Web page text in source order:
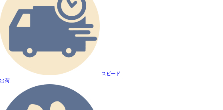
スピード
出荷